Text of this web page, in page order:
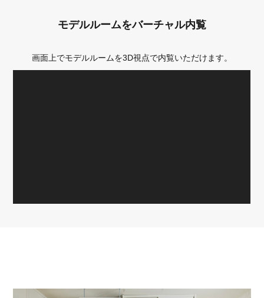
モデルルームをバーチャル内覧
画面上でモデルルームを3D視点で内覧いただけます。